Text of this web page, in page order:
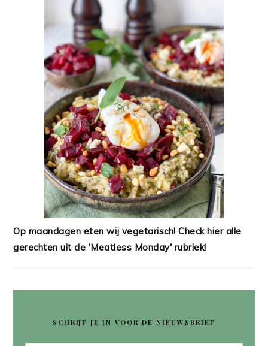
Op maandagen eten wij vegetarisch! Check hier alle
gerechten uit de 'Meatless Monday' rubriek!
SCHRIJF JE IN VOOR DE NIEUWSBRIEF